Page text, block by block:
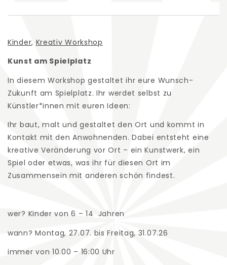
Kinder, Kreativ Workshop
Kunst am Spielplatz
In diesem Workshop gestaltet ihr eure Wunsch-
Zukunft am Spielplatz. Ihr werdet selbst zu
Künstler*innen mit euren Ideen:
Ihr baut, malt und gestaltet den Ort und kommt in
Kontakt mit den Anwohnenden. Dabei entsteht eine
kreative Veränderung vor Ort – ein Kunstwerk, ein
Spiel oder etwas, was ihr für diesen Ort im
Zusammensein mit anderen schön findest.
wer? Kinder von 6 – 14 Jahren
wann? Montag, 27.07. bis Freitag, 31.07.26
immer von 10.00 – 16:00 Uhr